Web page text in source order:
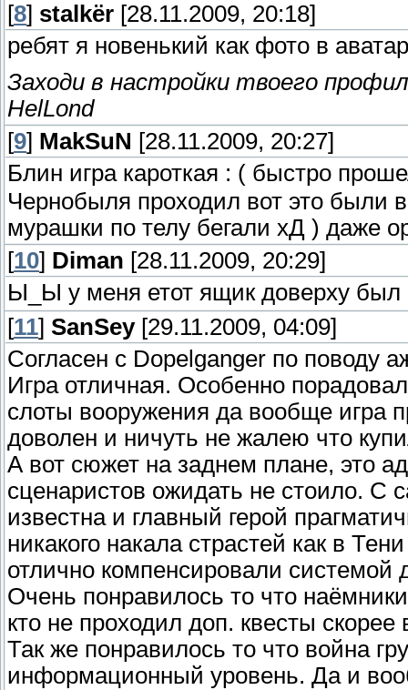
[8] stalkёr [28.11.2009, 20:18]
ребят я новенький как фото в
Заходи в настройки твоего
HelLond
[9] MakSuN [28.11.2009, 20:27]
Блин игра кароткая : ( быстро
Чернобыля проходил вот это были
мурашки по телу бегали хД ) даже
[10] Diman [28.11.2009, 20:29]
Ы_Ы у меня етот ящик доверху
[11] SanSey[29.11.2009, 04:09]
Согласен с Dopelganger по поводу
Игра отличная. Особенно
слоты вооружения да вообще игра
доволен и ничуть не жалею что
А вот сюжет на заднем плане, это
сценаристов ожидать не стоило. С
известна и главный герой
никакого накала страстей как в
отлично компенсировали системой
Очень понравилось то что
кто не проходил доп. квесты
Так же понравилось то что война
информационный уровень. Да и